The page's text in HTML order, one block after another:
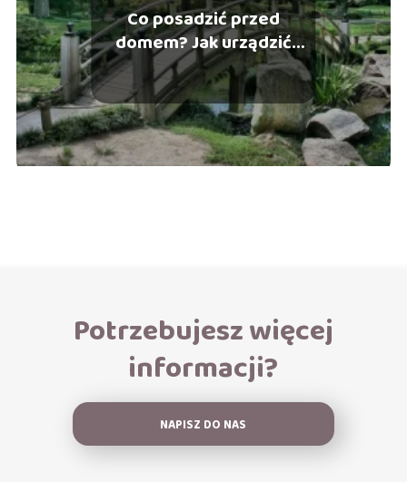
Co posadzić przed
domem? Jak urządzić
piękny ogród przed
wejściem do domu?
Potrzebujesz więcej
informacji?
NAPISZ DO NAS